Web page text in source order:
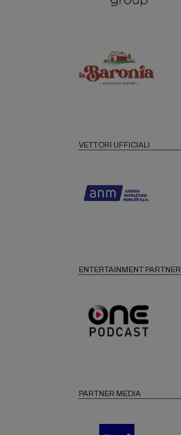
VETTORI UFFICIALI
ENTERTAINMENT PARTNER
PARTNER MEDIA